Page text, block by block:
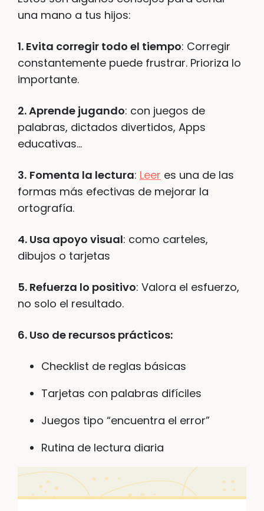
una mano a tus hijos:
1. Evita corregir todo el tiempo: Corregir
constantemente puede frustrar. Prioriza lo
importante.
2. Aprende jugando: con juegos de
palabras, dictados divertidos, Apps
educativas…
3. Fomenta la lectura: Leer es una de las
formas más efectivas de mejorar la
ortografía.
4. Usa apoyo visual: como carteles,
dibujos o tarjetas
5. Refuerza lo positivo: Valora el esfuerzo,
no solo el resultado.
6. Uso de recursos prácticos:
Checklist de reglas básicas
Tarjetas con palabras difíciles
Juegos tipo “encuentra el error”
Rutina de lectura diaria